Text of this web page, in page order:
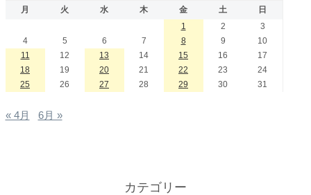
月 火 水 木 金 土
日
1
2
3
4
5 6 7 8 9
10
11
12 13 14 15 16
17
18
19 20 21 22 23
24
25
26 27 28 29 30 31
« 4月 6月 »
カテゴリー